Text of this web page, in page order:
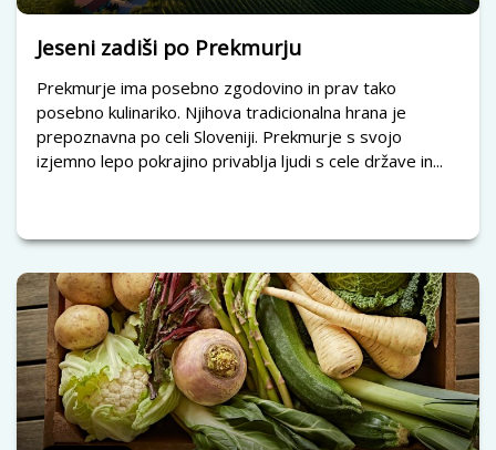
Jeseni zadiši po Prekmurju
Prekmurje ima posebno zgodovino in prav tako
posebno kulinariko. Njihova tradicionalna hrana je
prepoznavna po celi Sloveniji. Prekmurje s svojo
izjemno lepo pokrajino privablja ljudi s cele države in...